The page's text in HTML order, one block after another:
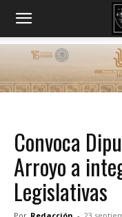
Convoca
Arroyo a
Legislativas